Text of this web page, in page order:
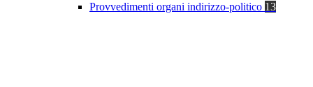
Provvedimenti organi indirizzo-politico 13